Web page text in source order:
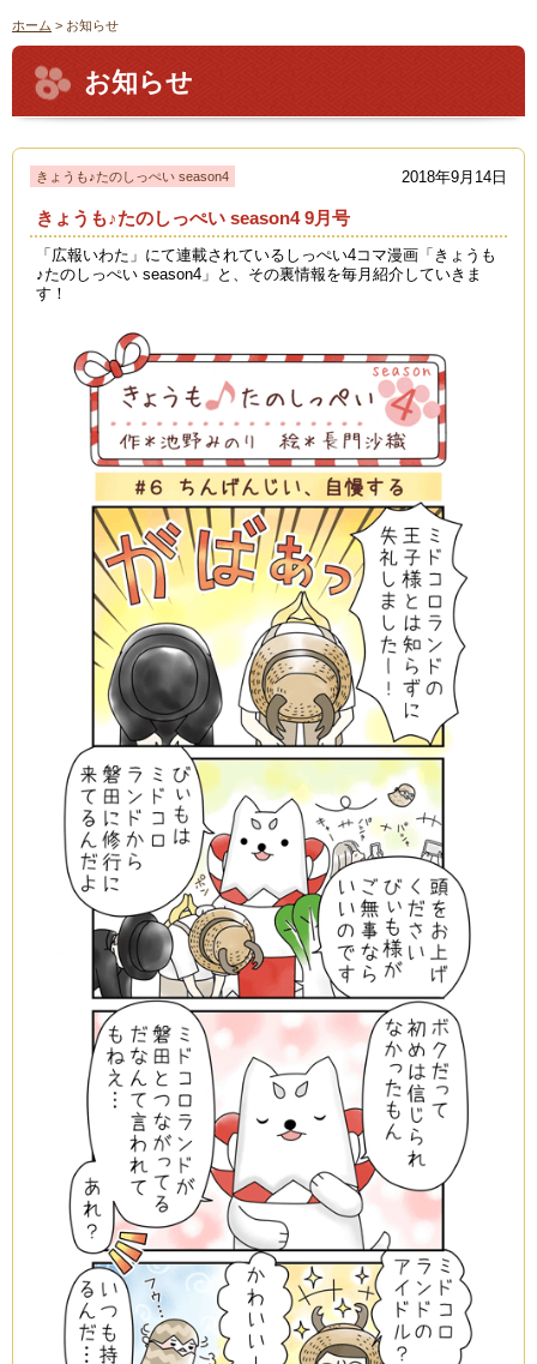
ホーム > お知らせ
お知らせ
きょうも♪たのしっぺい season4 2018年9月14日
きょうも♪たのしっぺい season4 9月号
「広報いわた」にて連載されているしっぺい4コマ漫画「きょうも
♪たのしっぺい season4」と、その裏情報を毎月紹介していきま
す！